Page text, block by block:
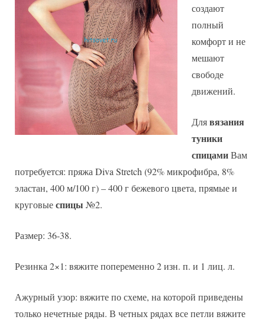
создают
полный
комфорт и не
мешают
свободе
движений.
Длявязания
туники
спицамиВам
потребуется: пряжа Diva Stretch (92% микрофибра, 8%
эластан, 400 м/100 г) – 400 г бежевого цвета, прямые и
круговыеспицы №2.
Размер: 36-38.
Резинка 2×1: вяжите попеременно 2 изн. п. и 1 лиц. л.
Ажурный узор: вяжите по схеме, на которой приведены
только нечетные ряды. В четных рядах все петли вяжите